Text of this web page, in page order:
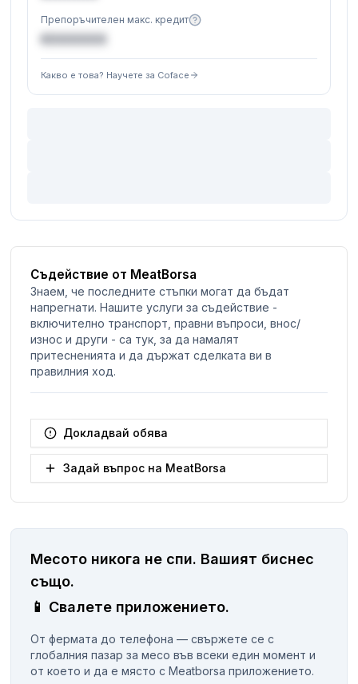
Препоръчителен макс. кредит
€XXXXXX
Какво е това? Научете за Coface
Съдействие от MeatBorsa
Знаем, че последните стъпки могат да бъдат
напрегнати. Нашите услуги за съдействие -
включително транспорт, правни въпроси, внос/
износ и други - са тук, за да намалят
притесненията и да държат сделката ви в
правилния ход.
Докладвай обява
Задай въпрос на MeatBorsa
Месото никога не спи. Вашият биснес
същo.
📱 Свалете приложението.
От фермата до телефона — свържете се с
глобалния пазар за месо във всеки един момент и
от което и да е място с Meatborsa приложението.